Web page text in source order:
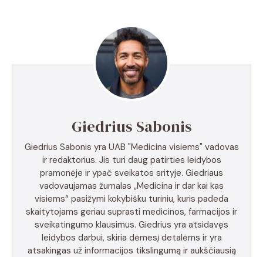
Giedrius Sabonis
Giedrius Sabonis yra UAB "Medicina visiems" vadovas
ir redaktorius. Jis turi daug patirties leidybos
pramonėje ir ypač sveikatos srityje. Giedriaus
vadovaujamas žurnalas „Medicina ir dar kai kas
visiems“ pasižymi kokybišku turiniu, kuris padeda
skaitytojams geriau suprasti medicinos, farmacijos ir
sveikatingumo klausimus. Giedrius yra atsidavęs
leidybos darbui, skiria dėmesį detalėms ir yra
atsakingas už informacijos tikslingumą ir aukščiausią